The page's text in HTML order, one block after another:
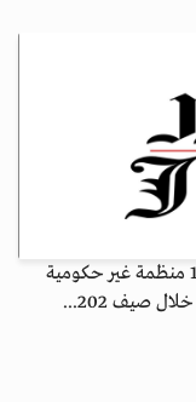
رفض مجلس الدولة الفرنسي طلبًا تقدّمت به 17 منظمة غير حكومية
صيف 202...